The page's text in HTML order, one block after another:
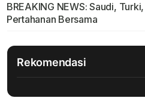
BREAKING NEWS: Saudi,
Pertahanan Bersama
Rekomendasi